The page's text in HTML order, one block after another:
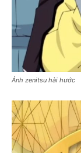
Ảnh zenitsu hài hước